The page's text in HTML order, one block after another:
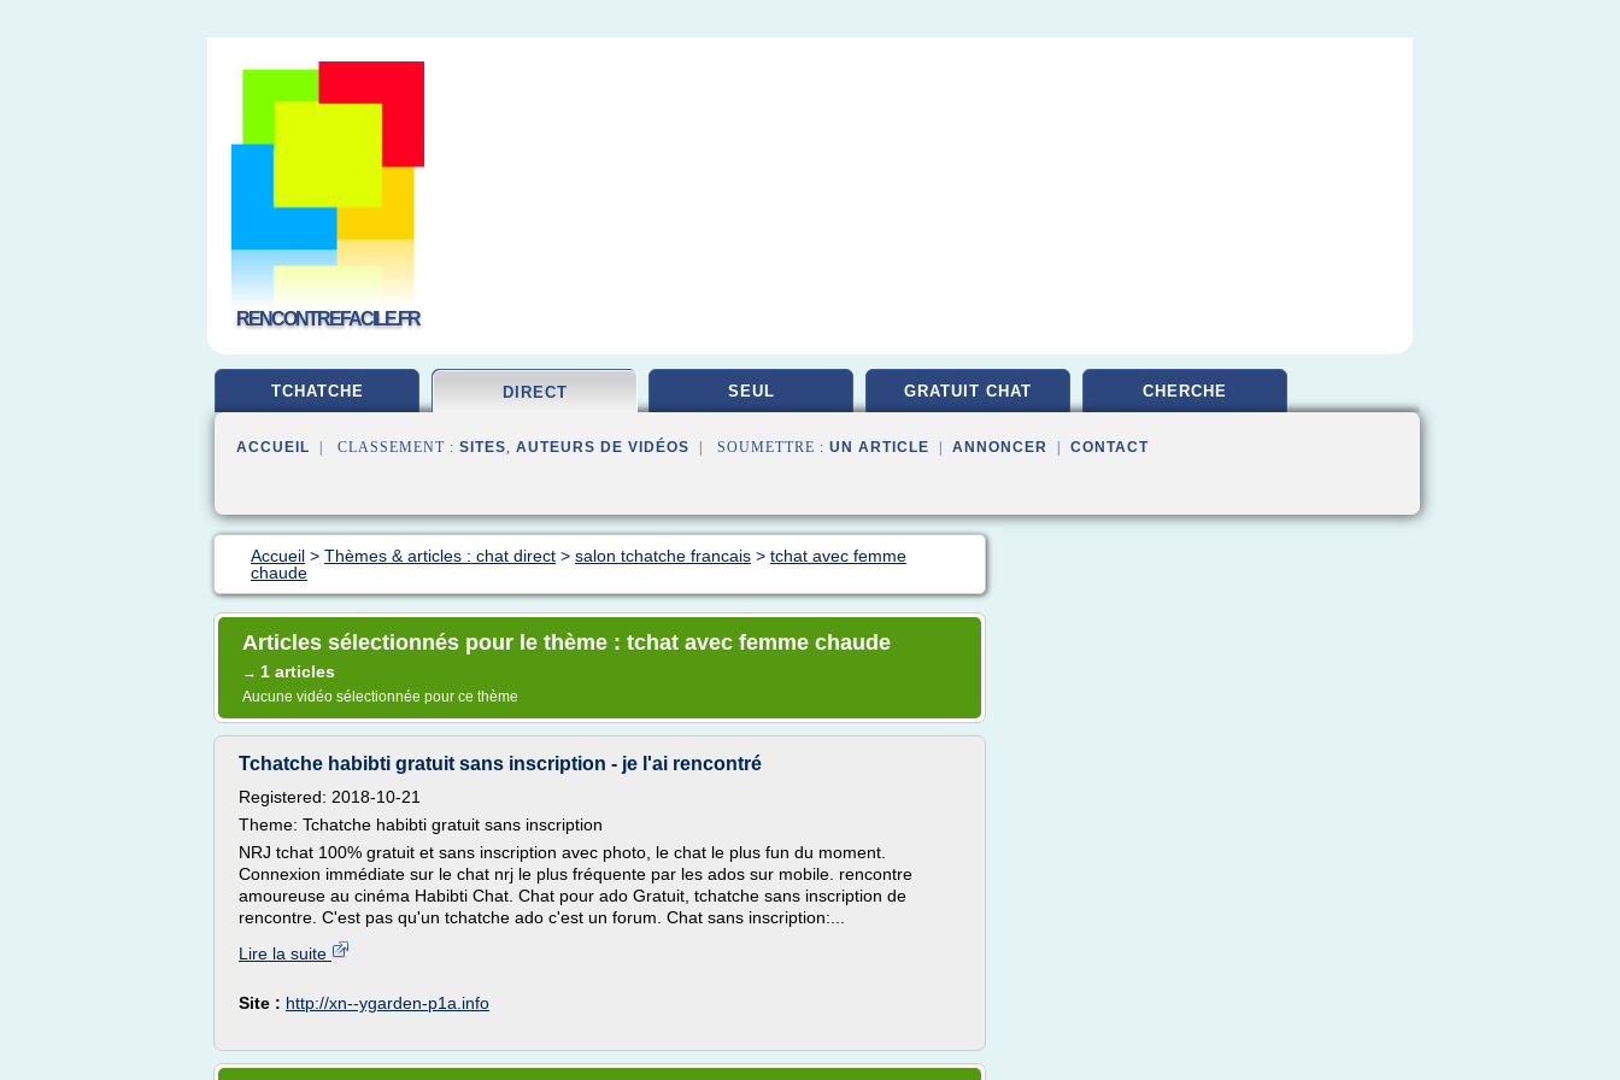
RENCONTREFACILE.FR
TCHATCHE DIRECT SEUL GRATUIT CHAT CHERCHE
ACCUEIL | CLASSEMENT : SITES, AUTEURS DE VIDÉOS | SOUMETTRE : UN ARTICLE ANNONCER CONTACT
Accueil > Thèmes & articles : chat direct > salon tchatche francais > tchat avec femme
chaude
Articles sélectionnés pour le thème : tchat avec femme chaude
→ 1 articles
Aucune vidéo sélectionnée pour ce thème
Tchatche habibti gratuit sans inscription - je l'ai rencontré
Registered: 2018-10-21
Theme: Tchatche habibti gratuit sans inscription
NRJ tchat 100% gratuit et sans inscription avec photo, le chat le plus fun du moment.
Connexion immédiate sur le chat nrj le plus fréquente par les ados sur mobile. rencontre
amoureuse au cinéma Habibti Chat. Chat pour ado Gratuit, tchatche sans inscription de
rencontre. C'est pas qu'un tchatche ado c'est un forum. Chat sans inscription:...
Lire la suite
Site : http://xn--ygarden-p1a.info